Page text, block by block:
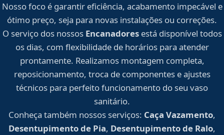
Nosso foco é garantir eficiência, acabamento impecável e
ótimo preço, seja para novas instalações ou correções.
O serviço dos nossos Encanadoresestá disponível todos
os dias, com flexibilidade de horários para atender
prontamente. Realizamos montagem completa,
reposicionamento, troca de componentes e ajustes
técnicos para perfeito funcionamento do seu vaso
sanitário.
Conheça também nossos serviços: Caça Vazamento,
Desentupimento de Pia, Desentupimento de Ralo,